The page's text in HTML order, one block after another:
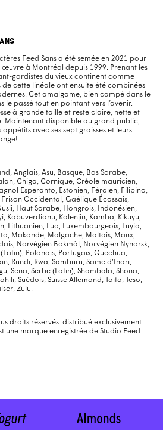
Feed Sans a été semée en 2021 pour
œuvre à Montréal depuis 1999. Prenant les
gardistes du vieux continent comme
cette linéale ont ensuite été combinées
Cet amalgame, bien campé dans le
le passé tout en pointant vers l’avenir.
à grande taille et reste claire, nette et
Maintenant disponible au grand public,
avec ses sept graisses et leurs
Anglais, Asu, Basque, Bas Sorabe,
Chiga, Cornique, Créole mauricien,
Esperanto, Estonien, Féroïen, Filipino,
Occidental, Gaélique Écossais,
Haut Sorabe, Hongrois, Indonésien,
Kabuverdianu, Kalenjin, Kamba, Kikuyu,
Lithuanien, Luo, Luxembourgeois, Luyia,
Makonde, Malgache, Maltais, Manx,
Norvégien Bokmål, Norvégien Nynorsk,
Polonais, Portugais, Quechua,
Rundi, Rwa, Samburu, Same d’Inari,
Sena, Serbe (Latin), Shambala, Shona,
Suédois, Suisse Allemand, Taita, Teso,
Zulu.
droits réservés. distribué exclusivement
une marque enregistrée de Studio Feed